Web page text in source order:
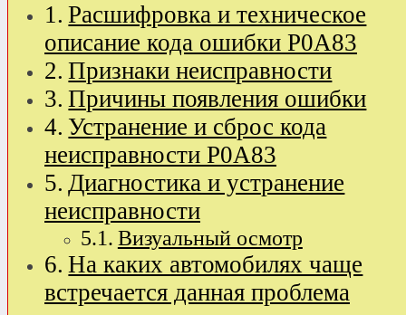
Расшифровка и техническое
описание кода ошибки P0A83
Признаки неисправности
Причины появления ошибки
Устранение и сброс кода
неисправности P0A83
Диагностика и устранение
неисправности
Визуальный осмотр
На каких автомобилях чаще
встречается данная проблема